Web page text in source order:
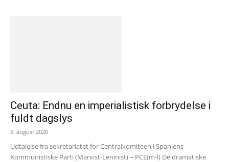
Ceuta: Endnu en imperialistisk forbrydelse i
fuldt dagslys
5. august 2026
Udtalelse fra sekretariatet for Centralkomiteen i Spaniens
Kommunistiske Parti (Marxist-Leninist) – PCE(m-l) De dramatiske